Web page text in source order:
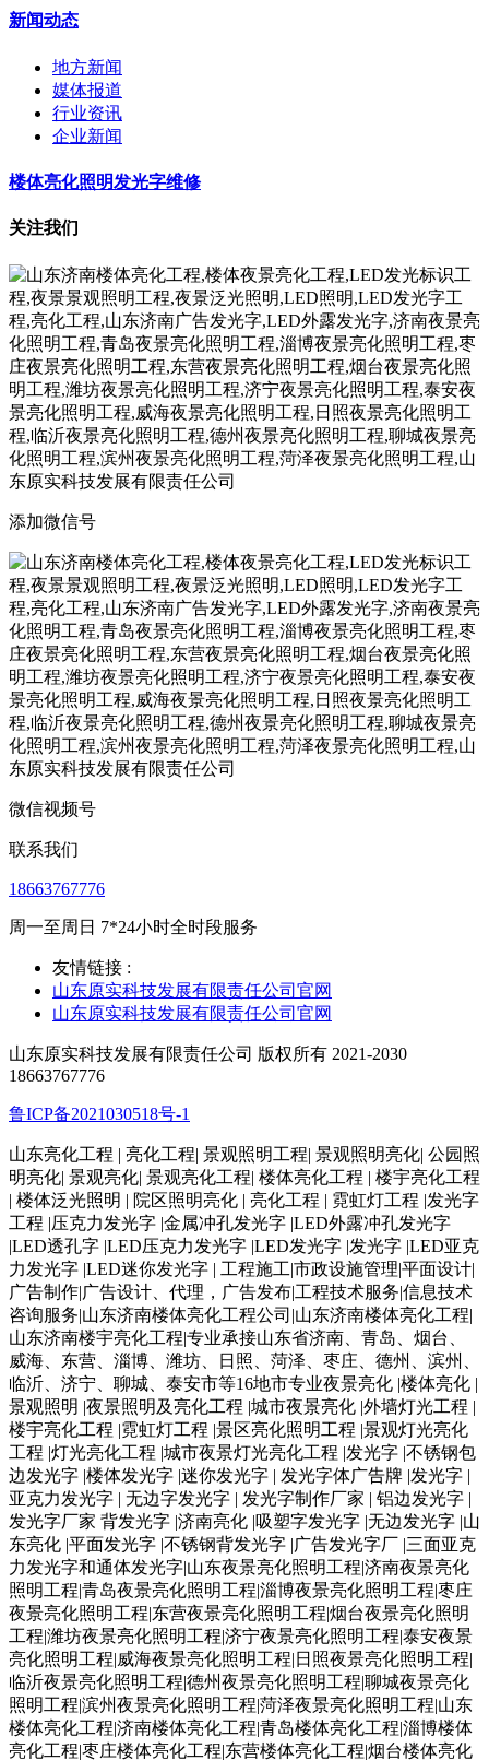
新闻动态
地方新闻
媒体报道
行业资讯
企业新闻
楼体亮化照明发光字维修
关注我们
添加微信号
微信视频号
联系我们
18663767776
周一至周日 7*24小时全时段服务
友情链接 :
山东原实科技发展有限责任公司官网
山东原实科技发展有限责任公司官网
山东原实科技发展有限责任公司 版权所有 2021-2030
18663767776
鲁ICP备2021030518号-1
山东亮化工程 | 亮化工程| 景观照明工程| 景观照明亮化| 公园照
明亮化| 景观亮化| 景观亮化工程| 楼体亮化工程 | 楼宇亮化工程
| 楼体泛光照明 | 院区照明亮化 | 亮化工程 | 霓虹灯工程 |发光字
工程 |压克力发光字 |金属冲孔发光字 |LED外露冲孔发光字
|LED透孔字 |LED压克力发光字 |LED发光字 |发光字 |LED亚克
力发光字 |LED迷你发光字 | 工程施工|市政设施管理|平面设计|
广告制作|广告设计、代理，广告发布|工程技术服务|信息技术
咨询服务|山东济南楼体亮化工程公司|山东济南楼体亮化工程|
山东济南楼宇亮化工程|专业承接山东省济南、青岛、烟台、
威海、东营、淄博、潍坊、日照、菏泽、枣庄、德州、滨州、
临沂、济宁、聊城、泰安市等16地市专业夜景亮化 |楼体亮化 |
景观照明 |夜景照明及亮化工程 |城市夜景亮化 |外墙灯光工程 |
楼宇亮化工程 |霓虹灯工程 |景区亮化照明工程 |景观灯光亮化
工程 |灯光亮化工程 |城市夜景灯光亮化工程 |发光字 |不锈钢包
边发光字 |楼体发光字 |迷你发光字 | 发光字体广告牌 |发光字 |
亚克力发光字 | 无边字发光字 | 发光字制作厂家 | 铝边发光字 |
发光字厂家 背发光字 |济南亮化 |吸塑字发光字 |无边发光字 |山
东亮化 |平面发光字 |不锈钢背发光字 |广告发光字厂 |三面亚克
力发光字和通体发光字|山东夜景亮化照明工程|济南夜景亮化
照明工程|青岛夜景亮化照明工程|淄博夜景亮化照明工程|枣庄
夜景亮化照明工程|东营夜景亮化照明工程|烟台夜景亮化照明
工程|潍坊夜景亮化照明工程|济宁夜景亮化照明工程|泰安夜景
亮化照明工程|威海夜景亮化照明工程|日照夜景亮化照明工程|
临沂夜景亮化照明工程|德州夜景亮化照明工程|聊城夜景亮化
照明工程|滨州夜景亮化照明工程|菏泽夜景亮化照明工程|山东
楼体亮化工程|济南楼体亮化工程|青岛楼体亮化工程|淄博楼体
亮化工程|枣庄楼体亮化工程|东营楼体亮化工程|烟台楼体亮化